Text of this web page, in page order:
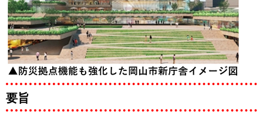
要旨